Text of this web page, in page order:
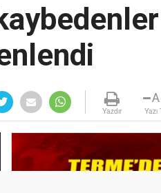
Yazdır
A
Yazı